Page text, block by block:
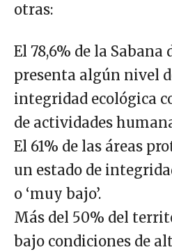
otras:
El 78,6% de la Sabana
presenta algún nivel
integridad ecológica
de actividades
El 61% de las áreas
un estado de
o ‘muy bajo’.
Más del 50% del
bajo condiciones de